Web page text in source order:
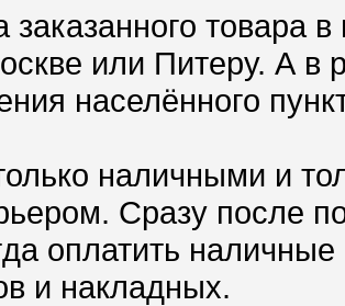
заказанного товара
или Питеру. А в
населённого
наличными и
Сразу после
оплатить
и накладных.